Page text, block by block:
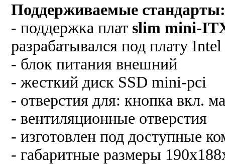
Поддерживаемые
- поддержка плат slim mini-
разрабатывался под плату
- блок питания внешний
- жесткий диск SSD mini-pci
- отверстия для: кнопка вкл.
- вентиляционные отверстия
- изготовлен под доступные
- габаритные размеры